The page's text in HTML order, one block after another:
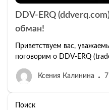
DDV-ERQ
обман!
Приветствуем вас,
поговорим о DDV-ERQ
Ксения Калинина
Поиск